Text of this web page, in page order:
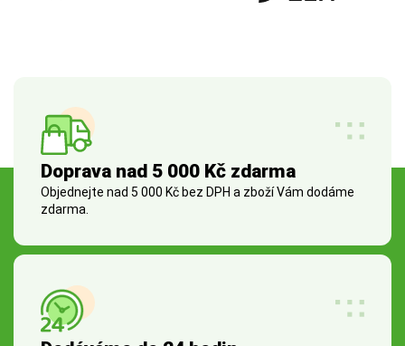
Doprava nad 5 000 Kč zdarma
Objednejte nad 5 000 Kč bez DPH a zboží Vám dodáme
zdarma.